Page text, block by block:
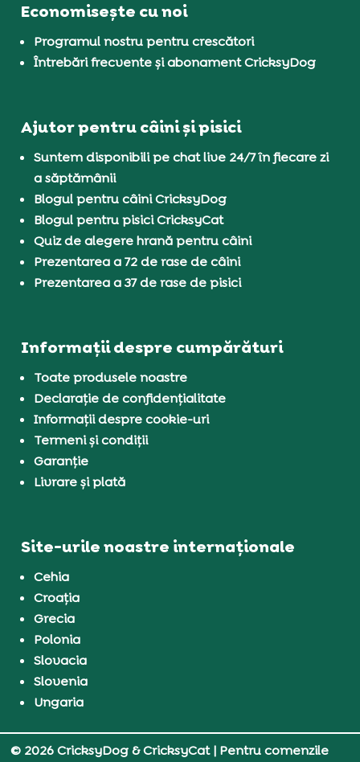
Economisește cu noi
Programul nostru pentru crescători
Întrebări frecvente și abonament CricksyDog
Ajutor pentru câini și pisici
Suntem disponibili pe chat live 24/7 în fiecare zi
a săptămânii
Blogul pentru câini CricksyDog
Blogul pentru pisici CricksyCat
Quiz de alegere hrană pentru câini
Prezentarea a 72 de rase de câini
Prezentarea a 37 de rase de pisici
Informații despre cumpărături
Toate produsele noastre
Declarație de confidențialitate
Informații despre cookie-uri
Termeni și condiții
Garanție
Livrare și plată
Site-urile noastre internaționale
Cehia
Croația
Grecia
Polonia
Slovacia
Slovenia
Ungaria
© 2026 CricksyDog & CricksyCat| Pentru comenzile